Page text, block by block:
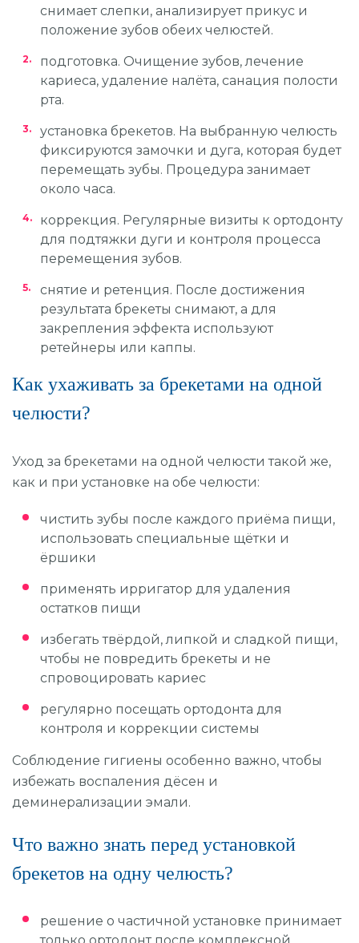
снимает слепки, анализирует прикус и
положение зубов обеих челюстей.
подготовка. Очищение зубов, лечение
кариеса, удаление налёта, санация полости
рта.
установка брекетов. На выбранную челюсть
фиксируются замочки и дуга, которая будет
перемещать зубы. Процедура занимает
около часа.
коррекция. Регулярные визиты к ортодонту
для подтяжки дуги и контроля процесса
перемещения зубов.
снятие и ретенция. После достижения
результата брекеты снимают, а для
закрепления эффекта используют
ретейнеры или каппы.
Как ухаживать за брекетами на одной
челюсти?
Уход за брекетами на одной челюсти такой же,
как и при установке на обе челюсти:
чистить зубы после каждого приёма пищи,
использовать специальные щётки и
ёршики
применять ирригатор для удаления
остатков пищи
избегать твёрдой, липкой и сладкой пищи,
чтобы не повредить брекеты и не
спровоцировать кариес
регулярно посещать ортодонта для
контроля и коррекции системы
Соблюдение гигиены особенно важно, чтобы
избежать воспаления дёсен и
деминерализации эмали.
Что важно знать перед установкой
брекетов на одну челюсть?
решение о частичной установке принимает